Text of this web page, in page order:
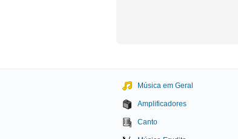
Música em Geral
Amplificadores
Canto